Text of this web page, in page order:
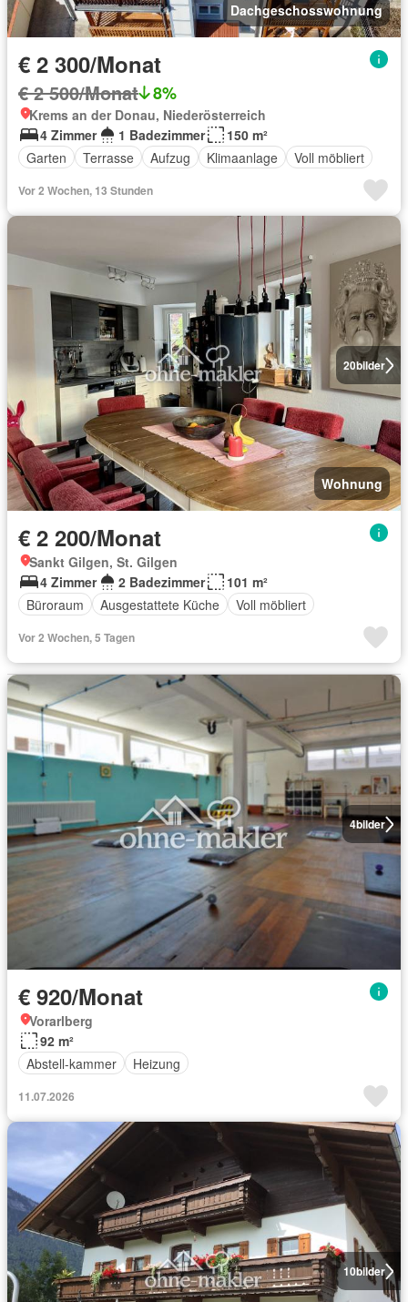
Dachgeschosswohnung
€ 2 300/Monat
€ 2 500/Monat 8%
Krems an der Donau, Niederösterreich
4 Zimmer
1 Badezimmer
150 m²
Garten
Terrasse Aufzug Klimaanlage Voll möbliert
Vor 2 Wochen, 13 Stunden
20bilder
Wohnung
€ 2 200/Monat
Sankt Gilgen, St. Gilgen
4 Zimmer
2 Badezimmer
101 m²
Büroraum
Ausgestattete Küche Voll möbliert
Vor 2 Wochen, 5 Tagen
4bilder
€ 920/Monat
Vorarlberg
92 m²
Abstell-kammer
Heizung
11.07.2026
10bilder